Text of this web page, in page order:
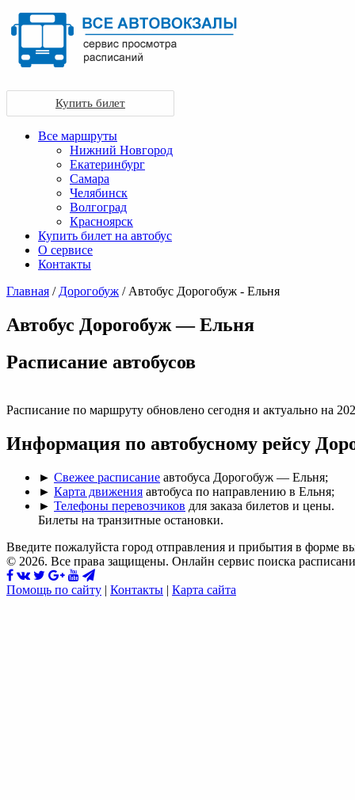
Купить билет
Все маршруты
Нижний Новгород
Екатеринбург
Самара
Челябинск
Волгоград
Красноярск
Купить билет на автобус
О сервисе
Контакты
Главная / Дорогобуж / Автобус Дорогобуж - Ельня
Автобус Дорогобуж — Ельня
Раcписание автобусов
Расписание по маршруту обновлено сегодня и актуально на
Информация по автобусному рейсу
► Свежее расписание автобуса Дорогобуж — Ельня;
► Карта движения автобуса по направлению в Ельня;
► Телефоны перевозчиков для заказа билетов и цены.
Билеты на транзитные остановки.
Введите пожалуйста город отправления и прибытия в форме
© 2026. Все права защищены. Онлайн сервис поиска
Помощь по сайту | Контакты | Карта сайта